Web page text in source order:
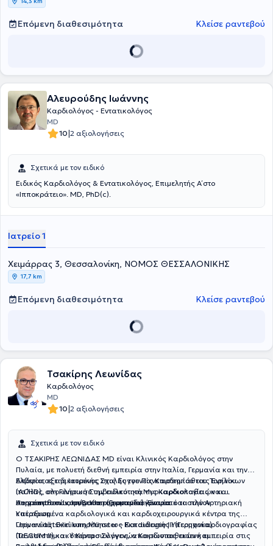
Επόμενη διαθεσιμότητα Κλείσε ραντεβού
Αλευρούδης Ιωάννης
Καρδιολόγος - Εντατικολόγος
MD
10|2 αξιολογήσεις
Σχετικά με τον ειδικό
Ειδικός Καρδιολόγος & Εντατικολόγος, Επιμελητής Α΄ στο
«Ιπποκράτειο». MD, PhD(c).
Ιατρείο 1
Χειμάρρας 3, Θεσσαλονίκη, ΝΟΜΟΣ ΘΕΣΣΑΛΟΝΙΚΗΣ
17,7 km
Επόμενη διαθεσιμότητα Κλείσε ραντεβού
Τσακίρης Λεωνίδας
Καρδιολόγος
MD
10|2 αξιολογήσεις
Σχετικά με τον ειδικό
Ο ΤΣΑΚΙΡΗΣ ΛΕΩΝΙΔΑΣ MD είναι Κλινικός Καρδιολόγος στην
Πυλαία, με πολυετή διεθνή εμπειρία στην Ιταλία, Γερμανία και την
Ελβετία, εξειδικευμένος στις Συγγενείς Καρδιοπάθειες Ενηλίκων
(ACHD), στη Γενετική Συμβουλευτική Μυοκαρδιοπαθειών και
Αορτοπαθειών, στην Υπερηχοκαρδιογραφία και στην Αρτηριακή
Υπέρταση.
Απόφοιτος της Ιατρικής Σχολής του Πανεπιστημίου του Τορίνου
Ιταλίας, ολοκλήρωσε την ειδικότητα της Καρδιολογίας και
υπηρέτησε σε κορυφαία ευρωπαϊκά κέντρα:
Herzzentrum Lahr/Baden (Γερμανία): Ένα από τα πλέον
καταξιωμένα καρδιολογικά και καρδιοχειρουργικά κέντρα της
Γερμανίας. Εκεί υπηρέτησε ως Εκπαιδευτής Υπερηχοκαρδιογραφίας
(DEGUM II) και Υπερτασιολόγος, αποκτώντας εκτενή εμπειρία στις
Universitätsklinikum Münster – Kardiologie III (Γερμανία):
Πανεπιστημιακό Κέντρο Συγγενών Καρδιοπαθειών και